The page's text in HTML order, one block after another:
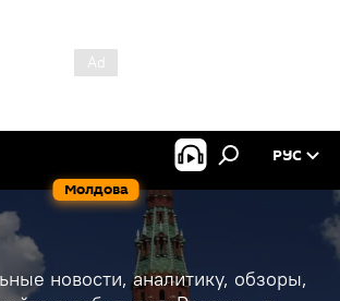
Молдова
РУС
новости, аналитику, обзоры,